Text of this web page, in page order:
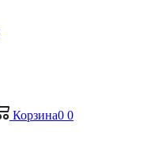
Корзина0 0